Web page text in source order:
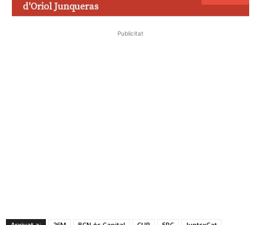
d'Oriol Junqueras
Publicitat